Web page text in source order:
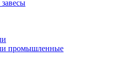
промышленные